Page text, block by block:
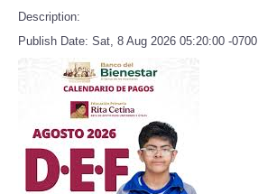
Description:
Publish Date: Sat, 8 Aug 2026 05:20:00 -0700